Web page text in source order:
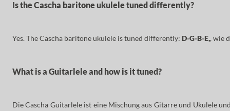
Is the Cascha baritone ukulele tuned differently?
Yes. The Cascha baritone ukulele is tuned differently: D-G-B-E,, wie
What is a Guitarlele and how is it tuned?
Die Cascha Guitarlele ist eine Mischung aus Gitarre und Ukulele